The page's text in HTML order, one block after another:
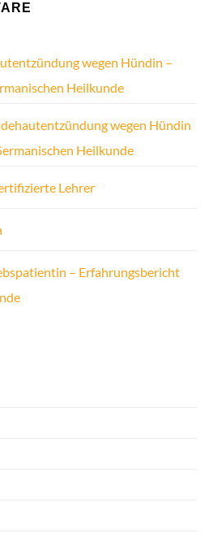
wegen Hündin –
Heilkunde
wegen Hündin
Heilkunde
Lehrer
– Erfahrungsbericht